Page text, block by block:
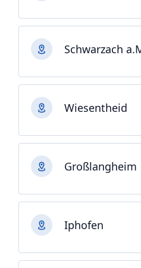
Schwarzach
Wiesentheid
Großlangheim
Iphofen